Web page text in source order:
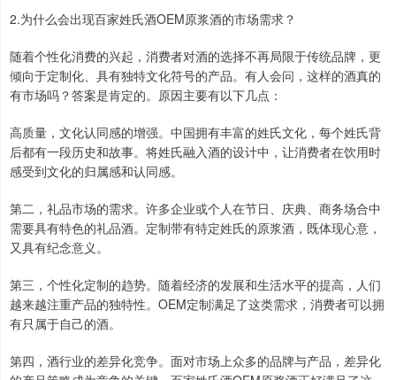
2.为什么会出现百家姓氏酒OEM原浆酒的市场需求？
随着个性化消费的兴起，消费者对酒的选择不再局限于传统品牌，更
倾向于定制化、具有独特文化符号的产品。有人会问，这样的酒真的
有市场吗？答案是肯定的。原因主要有以下几点：
高质量，文化认同感的增强。中国拥有丰富的姓氏文化，每个姓氏背
后都有一段历史和故事。将姓氏融入酒的设计中，让消费者在饮用时
感受到文化的归属感和认同感。
第二，礼品市场的需求。许多企业或个人在节日、庆典、商务场合中
需要具有特色的礼品酒。定制带有特定姓氏的原浆酒，既体现心意，
又具有纪念意义。
第三，个性化定制的趋势。随着经济的发展和生活水平的提高，人们
越来越注重产品的独特性。OEM定制满足了这类需求，消费者可以拥
有只属于自己的酒。
第四，酒行业的差异化竞争。面对市场上众多的品牌与产品，差异化